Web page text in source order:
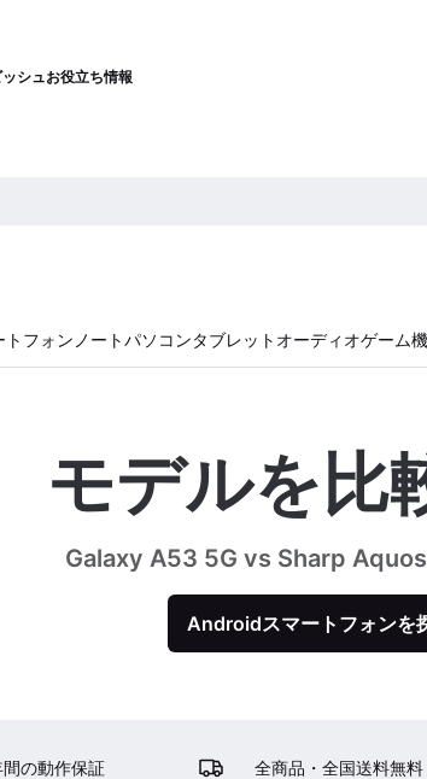
シュお役立ち情報
トフォン ノートパソコンタブレット オーディオゲーム機
モデルを比
Galaxy A53 5G vs Sharp
Androidスマートフォンを
間の動作保証 全商品・全国送料無料